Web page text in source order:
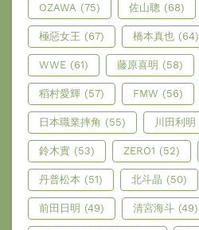
OZAWA (75) 佐山聰 (68)
極惡女王 (67) 橋本真也 (64)
WWE (61) 藤原喜明 (58)
稻村愛輝 (57) FMW (56)
日本職業摔角 (55) 川田利明
鈴木實 (53) ZERO1 (52)
丹普松本 (51) 北斗晶 (50)
前田日明 (49) 清宮海斗 (49)